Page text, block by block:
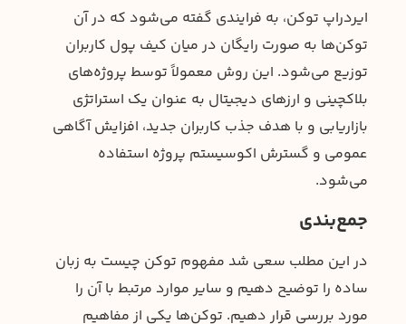
ایردراپ توکن، به فرایندی گفته می‌شود که در آن
توکن‌ها به صورت رایگان در میان کیف پول کاربران
توزیع می‌شود. این روش معمولاً توسط پروژه‌های
بلاکچینی و ارزهای دیجیتال به عنوان یک استراتژی
بازاریابی و با هدف جذب کاربران جدید، افزایش آگاهی
عمومی و گسترش اکوسیستم پروژه استفاده
می‌شود.
جمع‌بندی
در این مطلب سعی شد مفهوم توکن چیست به زبان
ساده را توضیح دهیم و سایر موارد مرتبط با آن را
مورد بررسی قرار دهیم. توکن‌ها یکی از مفاهیم